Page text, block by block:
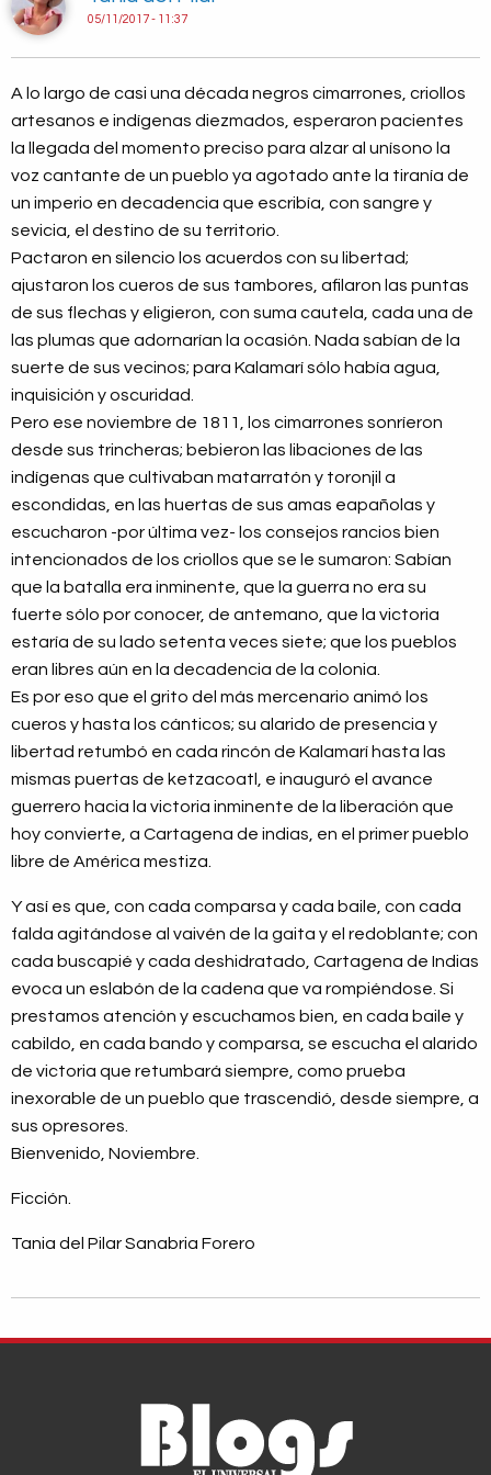
05/11/2017 - 11:37
A lo largo de casi una década negros cimarrones, criollos
artesanos e indígenas diezmados, esperaron pacientes
la llegada del momento preciso para alzar al unísono la
voz cantante de un pueblo ya agotado ante la tiranía de
un imperio en decadencia que escribía, con sangre y
sevicia, el destino de su territorio.
Pactaron en silencio los acuerdos con su libertad;
ajustaron los cueros de sus tambores, afilaron las puntas
de sus flechas y eligieron, con suma cautela, cada una de
las plumas que adornarían la ocasión. Nada sabían de la
suerte de sus vecinos; para Kalamarí sólo había agua,
inquisición y oscuridad.
Pero ese noviembre de 1811, los cimarrones sonríeron
desde sus trincheras; bebieron las libaciones de las
indígenas que cultivaban matarratón y toronjil a
escondidas, en las huertas de sus amas eapañolas y
escucharon -por última vez- los consejos rancios bien
intencionados de los criollos que se le sumaron: Sabían
que la batalla era inminente, que la guerra no era su
fuerte sólo por conocer, de antemano, que la victoria
estaría de su lado setenta veces siete; que los pueblos
eran libres aún en la decadencia de la colonia.
Es por eso que el grito del más mercenario animó los
cueros y hasta los cánticos; su alarido de presencia y
libertad retumbó en cada rincón de Kalamarí hasta las
mismas puertas de ketzacoatl, e inauguró el avance
guerrero hacia la victoria inminente de la liberación que
hoy convierte, a Cartagena de indias, en el primer pueblo
libre de América mestiza.
Y así es que, con cada comparsa y cada baile, con cada
falda agitándose al vaivén de la gaita y el redoblante; con
cada buscapié y cada deshidratado, Cartagena de Indias
evoca un eslabón de la cadena que va rompiéndose. Si
prestamos atención y escuchamos bien, en cada baile y
cabildo, en cada bando y comparsa, se escucha el alarido
de victoria que retumbará siempre, como prueba
inexorable de un pueblo que trascendió, desde siempre, a
sus opresores.
Bienvenido, Noviembre.
Ficción.
Tania del Pilar Sanabria Forero